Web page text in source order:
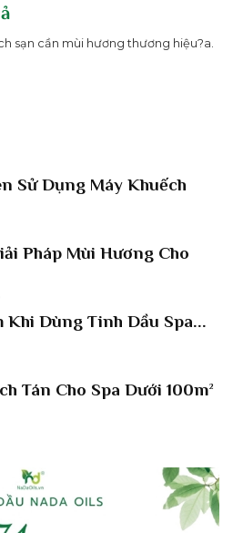
sạn cần mùi hương thương hiệu?a.
Sử Dụng Máy Khuếch
Pháp Mùi Hương Cho
Khi Dùng Tinh Dầu Spa...
Tán Cho Spa Dưới 100m²